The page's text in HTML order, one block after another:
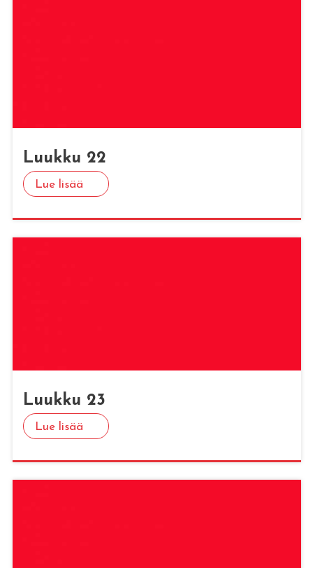
Luuk­ku 22
Lue lisää
Luuk­ku 23
Lue lisää